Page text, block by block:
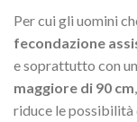
Per cui gli uomini
fecondazione
e soprattutto con
maggiore di 90 cm
riduce le possibilità